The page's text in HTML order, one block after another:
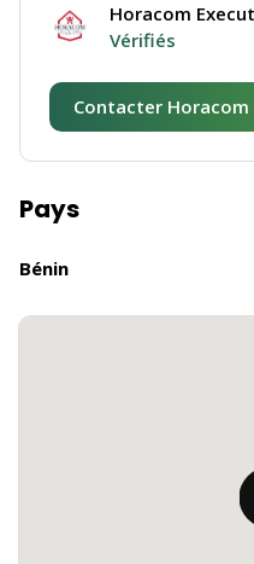
Horacom
Vérifiés
Contacter Horacom
Pays
Bénin